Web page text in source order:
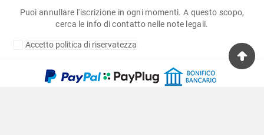
Puoi annullare l'iscrizione in ogni momenti. A questo scopo,
cerca le info di contatto nelle note legali.
Accetto politica di riservatezza